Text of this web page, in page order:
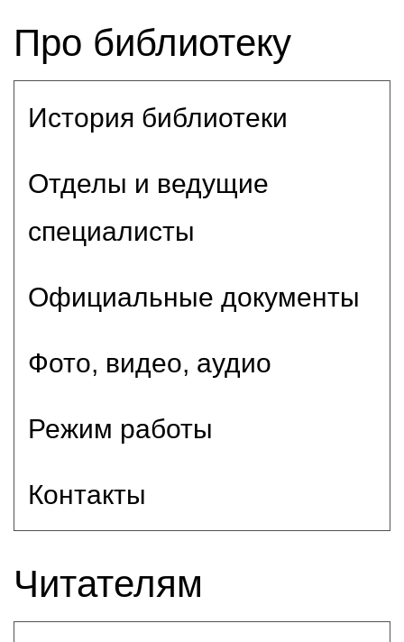
Про библиотеку
История библиотеки
Отделы и ведущие
специалисты
Официальные документы
Фото, видео, аудио
Режим работы
Контакты
Читателям